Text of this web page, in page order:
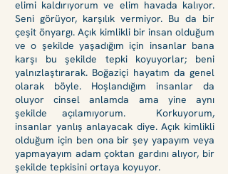
elimi kaldırıyorum ve elim havada kalıyor.
Seni görüyor, karşılık vermiyor. Bu da bir
çeşit önyargı. Açık kimlikli bir insan olduğum
ve o şekilde yaşadığım için insanlar bana
karşı bu şekilde tepki koyuyorlar; beni
yalnızlaştırarak. Boğaziçi hayatım da genel
olarak böyle. Hoşlandığım insanlar da
oluyor cinsel anlamda ama yine aynı
şekilde açılamıyorum. Korkuyorum,
insanlar yanlış anlayacak diye. Açık kimlikli
olduğum için ben ona bir şey yapayım veya
yapmayayım adam çoktan gardını alıyor, bir
şekilde tepkisini ortaya koyuyor.